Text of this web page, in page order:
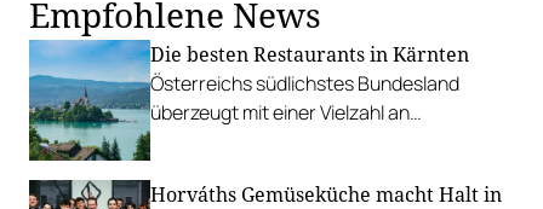
Empfohlene News
Die besten Restaurants in Kärnten
Österreichs südlichstes Bundesland
überzeugt mit einer Vielzahl an
Horváths Gemüseküche macht Halt in